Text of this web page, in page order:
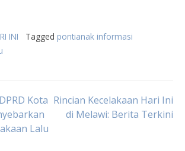
INI Tagged pontianak informasi
Kota
Lalu
Rincian Kecelakaan Hari Ini
di Melawi: Berita Terkini